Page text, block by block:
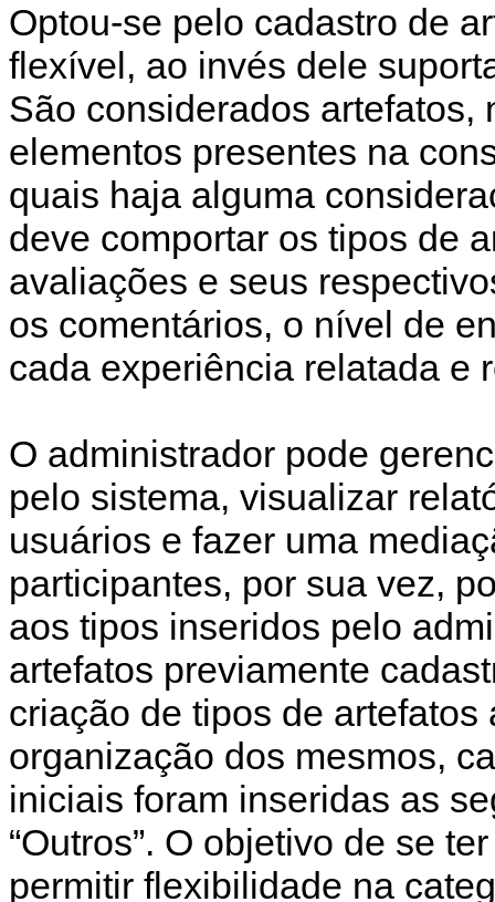
Optou-se pelo cadastro de
flexível, ao invés dele
São considerados artefatos,
elementos presentes na
quais haja alguma
deve comportar os tipos de
avaliações e seus
os comentários, o nível de
cada experiência relatada e
O administrador pode
pelo sistema, visualizar
usuários e fazer uma
participantes, por sua vez,
aos tipos inseridos pelo
artefatos previamente
criação de tipos de
organização dos mesmos,
iniciais foram inseridas as
“Outros”. O objetivo de se
permitir flexibilidade na